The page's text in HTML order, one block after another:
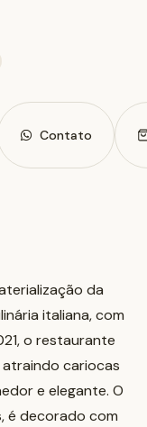
Contato
da
italiana, com
o restaurante
cariocas
e elegante. O
é decorado com